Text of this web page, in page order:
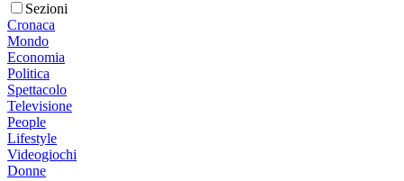
Sezioni
Cronaca
Mondo
Economia
Politica
Spettacolo
Televisione
People
Lifestyle
Videogiochi
Donne